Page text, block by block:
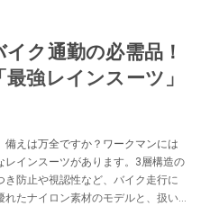
ク通勤の必需品！
強レインスーツ」
えは万全ですか？ワークマンには
インスーツがあります。3層構造の
防止や視認性など、バイク走行に
たナイロン素材のモデルと、扱い